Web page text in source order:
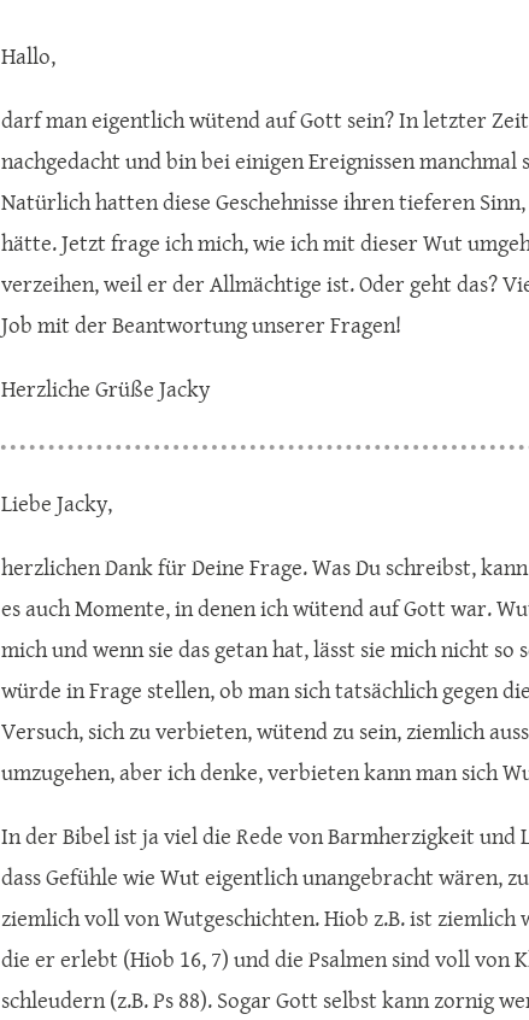
Hallo,
darf man eigentlich wütend auf Gott sein? In letzter
nachgedacht und bin bei einigen Ereignissen
Natürlich hatten diese Geschehnisse ihren tieferen
hätte. Jetzt frage ich mich, wie ich mit dieser Wut
verzeihen, weil er der Allmächtige ist. Oder geht das?
Job mit der Beantwortung unserer Fragen!
Herzliche Grüße Jacky
Liebe Jacky,
herzlichen Dank für Deine Frage. Was Du schreibst,
es auch Momente, in denen ich wütend auf Gott war.
mich und wenn sie das getan hat, lässt sie mich nicht
würde in Frage stellen, ob man sich tatsächlich gegen
Versuch, sich zu verbieten, wütend zu sein, ziemlich
umzugehen, aber ich denke, verbieten kann man sich
In der Bibel ist ja viel die Rede von Barmherzigkeit
dass Gefühle wie Wut eigentlich unangebracht wären,
ziemlich voll von Wutgeschichten. Hiob z.B. ist
die er erlebt (Hiob 16, 7) und die Psalmen sind voll von
schleudern (z.B. Ps 88). Sogar Gott selbst kann zornig